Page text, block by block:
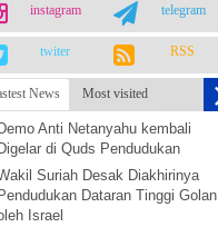
instagram telegram
twiter RSS
News Most visited
Demo Anti Netanyahu kembali
Digelar di Quds Pendudukan
Suriah Desak Diakhirinya
Pendudukan Dataran Tinggi Golan
Israel